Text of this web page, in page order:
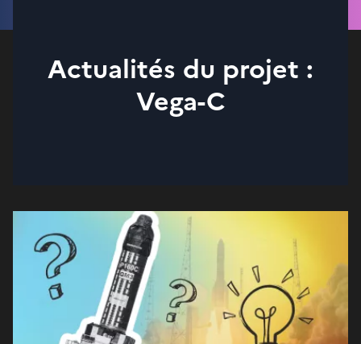
Actualités du projet :
Vega-C